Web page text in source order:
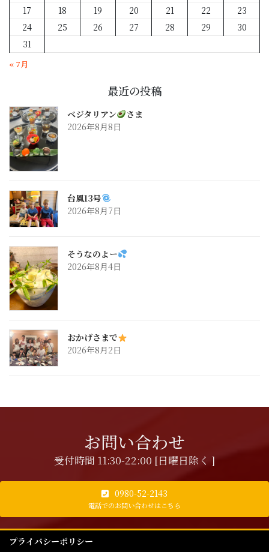
17
18 19 20 21 22
23
24
25 26 27 28 29
30
31
« 7月
最近の投稿
ベジタリアン
さま
2026年8月8日
台風13号
2026年8月7日
そうなのよー
2026年8月4日
おかげさまで
2026年8月2日
お問い合わせ
受付時間 11:30-22:00 [日曜日除く ]
0980-52-2143
電話でのお問い合わせはこちら
プライバシーポリシー